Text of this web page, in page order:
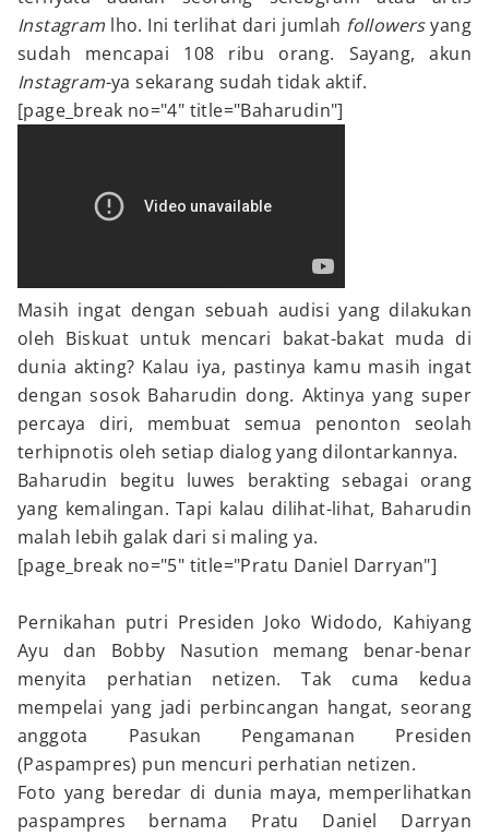
Instagram lho. Ini terlihat dari jumlah followersyang
sudah mencapai 108 ribu orang. Sayang, akun
Instagram-ya sekarang sudah tidak aktif.
[page_break no="4" title="Baharudin"]
Masih ingat dengan sebuah audisi yang dilakukan
oleh Biskuat untuk mencari bakat-bakat muda di
dunia akting? Kalau iya, pastinya kamu masih ingat
dengan sosok Baharudin dong. Aktinya yang super
percaya diri, membuat semua penonton seolah
terhipnotis oleh setiap dialog yang dilontarkannya.
Baharudin begitu luwes berakting sebagai orang
yang kemalingan. Tapi kalau dilihat-lihat, Baharudin
malah lebih galak dari si maling ya.
[page_break no="5" title="Pratu Daniel Darryan"]
Pernikahan putri Presiden Joko Widodo, Kahiyang
Ayu dan Bobby Nasution memang benar-benar
menyita perhatian netizen. Tak cuma kedua
mempelai yang jadi perbincangan hangat, seorang
anggota Pasukan Pengamanan Presiden
(Paspampres) pun mencuri perhatian netizen.
Foto yang beredar di dunia maya, memperlihatkan
paspampres bernama Pratu Daniel Darryan